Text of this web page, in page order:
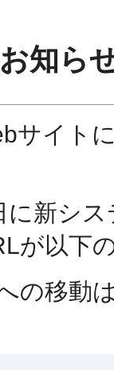
知ら
サイト
に新シ
が以下
の移動